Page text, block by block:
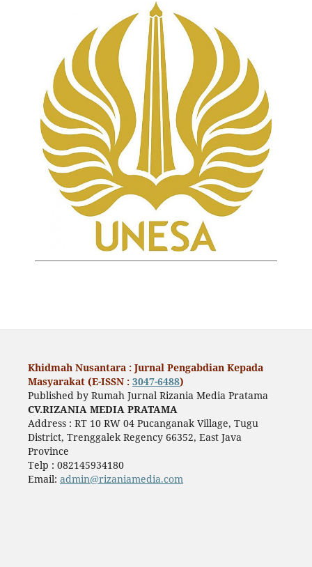
Khidmah Nusantara : Jurnal Pengabdian Kepada
Masyarakat (E-ISSN : 3047-6488)
Published by Rumah Jurnal Rizania Media Pratama
CV.RIZANIA MEDIA PRATAMA
Address : RT 10 RW 04 Pucanganak Village, Tugu
District, Trenggalek Regency 66352, East Java
Province
Telp : 082145934180
Email: admin@rizaniamedia.com